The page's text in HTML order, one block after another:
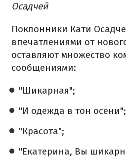
Осадчей
Поклонники Кати
впечатлениями от
оставляют множество
сообщениями:
"Шикарная";
"И одежда в тон осени";
"Красота";
"Екатерина, Вы